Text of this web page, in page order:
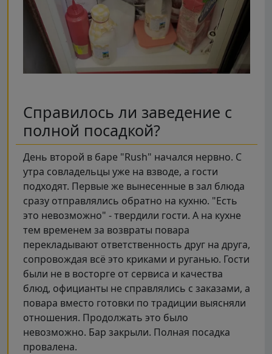
Справилось ли заведение с
полной посадкой?
День второй в баре "Rush" начался нервно. С
утра совладельцы уже на взводе, а гости
подходят. Первые же вынесенные в зал блюда
сразу отправлялись обратно на кухню. "Есть
это невозможно" - твердили гости. А на кухне
тем временем за возвраты повара
перекладывают ответственность друг на друга,
сопровождая всё это криками и руганью. Гости
были не в восторге от сервиса и качества
блюд, официанты не справлялись с заказами, а
повара вместо готовки по традиции выясняли
отношения. Продолжать это было
невозможно. Бар закрыли. Полная посадка
провалена.